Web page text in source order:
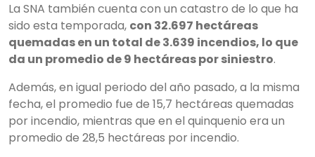
La SNA también cuenta con un catastro de lo que ha
sido esta temporada, con 32.697 hectáreas
quemadas en un total de 3.639 incendios, lo que
da un promedio de 9 hectáreas por siniestro.
Además, en igual periodo del año pasado, a la misma
fecha, el promedio fue de 15,7 hectáreas quemadas
por incendio, mientras que en el quinquenio era un
promedio de 28,5 hectáreas por incendio.